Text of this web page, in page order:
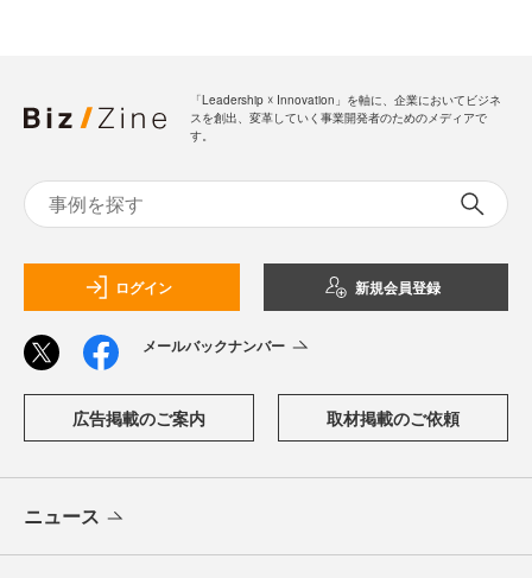
「Leadership ☓ Innovation」を軸に、企業においてビジネ
スを創出、変革していく事業開発者のためのメディアで
す。
ログイン 新規会員登録
メールバックナンバー
広告掲載のご案内 取材掲載のご依頼
ニュース